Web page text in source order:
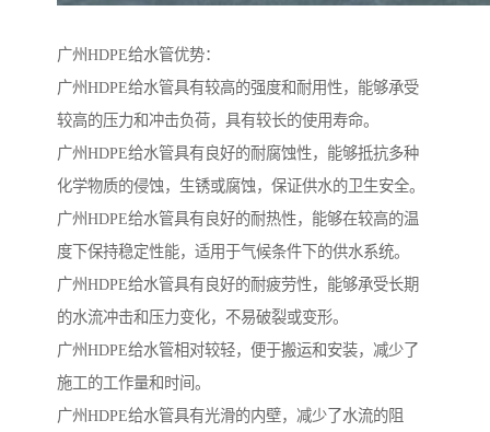
广州HDPE给水管优势：
广州HDPE给水管具有较高的强度和耐用性，能够承受
较高的压力和冲击负荷，具有较长的使用寿命。
广州HDPE给水管具有良好的耐腐蚀性，能够抵抗多种
化学物质的侵蚀，生锈或腐蚀，保证供水的卫生安全。
广州HDPE给水管具有良好的耐热性，能够在较高的温
度下保持稳定性能，适用于气候条件下的供水系统。
广州HDPE给水管具有良好的耐疲劳性，能够承受长期
的水流冲击和压力变化，不易破裂或变形。
广州HDPE给水管相对较轻，便于搬运和安装，减少了
施工的工作量和时间。
广州HDPE给水管具有光滑的内壁，减少了水流的阻